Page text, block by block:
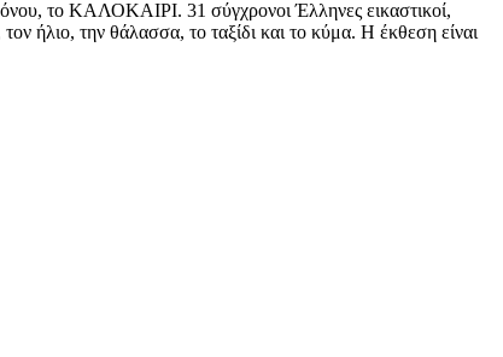
το ΚΑΛΟΚΑΙΡΙ. 31 σύγχρονοι Έλληνες εικαστικοί,
ήλιο, την θάλασσα, το ταξίδι και το κύμα. Η έκθεση είναι